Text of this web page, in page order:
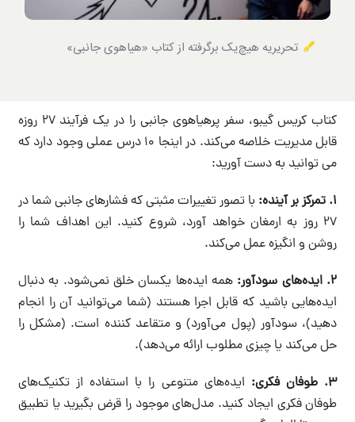
تحریریه هیچ‌یک برگرفته از کتاب «هیاهوی جانبی»
کتاب کریس گیبو، سفر پرهیاهوی جانبی را در یک فرآیند ۲۷ روزه
قابل مدیریت خلاصه می‌کند. در اینجا ۱۰ درس عملی وجود دارد که
می توانید به دست آورید:
۱. تمرکز بر آینده:
با تصور تغییرات مثبتی که فشارهای جانبی شما در
۲۷ روز به ارمغان خواهد آورد، شروع کنید. این اهداف شما را
روشن و انگیزه عمل می‌کند.
۲. ایده‌های سودآور:
همه ایده‌ها یکسان خلق نمی‌شود. به دنبال
ایده‌هایی باشید که قابل اجرا هستند (شما می‌توانید آن را انجام
دهید)، سودآور (پول می‌آورد) و متقاعد کننده‌ است. (مشکل را
حل می‌کند یا چیزی مطلوب ارائه می‌دهد).
۳. طوفان فکری:
ایده‌های متنوعی را با استفاده از تکنیک‌های
طوفان فکری ایجاد کنید. مدل‌های موجود را قرض بگیرید یا تطبیق